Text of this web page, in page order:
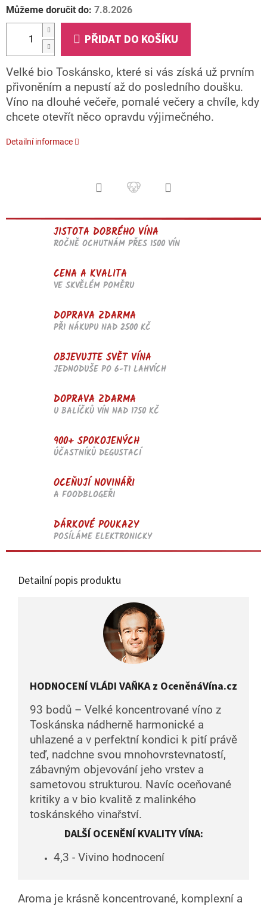
Můžeme doručit do: 7.8.2026
PŘIDAT DO KOŠÍKU
Velké bio Toskánsko, které si vás získá už prvním
přivoněním a nepustí až do posledního doušku.
Víno na dlouhé večeře, pomalé večery a chvíle, kdy
chcete otevřít něco opravdu výjimečného.
Detailní informace
JISTOTA DOBRÉHO VÍNA
ROČNĚ OCHUTNÁM PŘES 1500 VÍN
CENA A KVALITA
VE SKVĚLÉM POMĚRU
DOPRAVA ZDARMA
PŘI NÁKUPU NAD 2500 KČ
OBJEVUJTE SVĚT VÍNA
JEDNODUŠE PO 6-TI LAHVÍCH
DOPRAVA ZDARMA
U BALÍČKŮ VÍN NAD 1750 KČ
900+ SPOKOJENÝCH
ÚČASTNÍKŮ DEGUSTACÍ
OCEŇUJÍ NOVINÁŘI
A FOODBLOGEŘI
DÁRKOVÉ POUKAZY
POSÍLÁME ELEKTRONICKY
Detailní popis produktu
HODNOCENÍ VLÁDI VAŇKA z OceněnáVína.cz
93 bodů – Velké koncentrované víno z
Toskánska nádherně harmonické a
uhlazené a v perfektní kondici k pití právě
teď, nadchne svou mnohovrstevnatostí,
zábavným objevování jeho vrstev a
sametovou strukturou. Navíc oceňované
kritiky a v bio kvalitě z malinkého
toskánského vinařství.
DALŠÍ OCENĚNÍ KVALITY VÍNA:
4,3 - Vivino hodnocení
Aroma je krásně koncentrované, komplexní a